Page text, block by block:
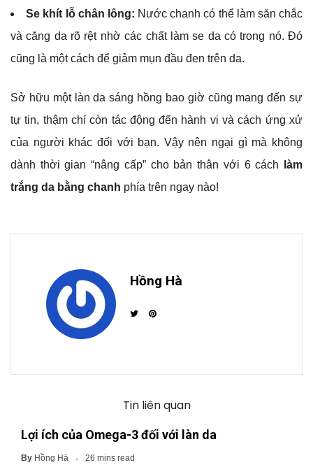
Se khít lỗ chân lông: Nước chanh có thể làm săn chắc
và căng da rõ rệt nhờ các chất làm se da có trong nó. Đó
cũng là một cách để giảm mụn đầu đen trên da.
Sở hữu một làn da sáng hồng bao giờ cũng mang đến sự
tự tin, thậm chí còn tác động đến hành vi và cách ứng xử
của người khác đối với bạn. Vậy nên ngại gì mà không
dành thời gian “nâng cấp” cho bản thân với 6 cách
làm
trắng da bằng chanh phía trên ngay nào!
Hồng Hà
Tin liên quan
Lợi ích của Omega-3 đối với làn da
By Hồng Hà 26 mins read